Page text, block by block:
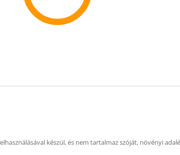
készül, és nem tartalmaz szóját, növényi